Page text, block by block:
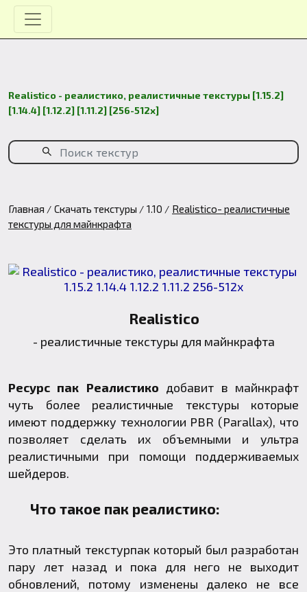
Realistico - реалистико, реалистичные текстуры [1.15.2]
[1.14.4] [1.12.2] [1.11.2] [256-512x]
Главная Скачать текстуры 1.10
Realistico- реалистичные
текстуры для майнкрафта
Realistico
- реалистичные текстуры для майнкрафта
Ресурс пак Реалистико добавит в майнкрафт
чуть более реалистичные текстуры которые
имеют поддержку технологии PBR (Parallax), что
позволяет сделать их объемными и ультра
реалистичными при помощи поддерживаемых
шейдеров.
Что такое пак реалистико:
Это платный текстурпак который был разработан
пару лет назад и пока для него не выходит
обновлений, потому изменены далеко не все